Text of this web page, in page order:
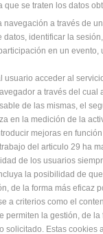
se traten los datos
a través de
identificar la
en un
usuario acceder al
a través del
de las mismas, el
en la medición de la
mejoras en
del articulo 29 ha
de los usuarios
la posibilidad de
de la forma más
a criterios como el
permiten la gestión, de
Estas